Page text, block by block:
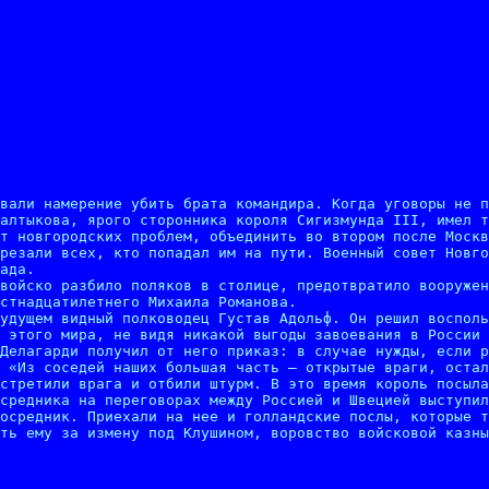
намерение убить брата командира. Когда уговоры
ярого сторонника короля Сигизмунда III,
проблем, объединить во втором после
всех, кто попадал им на пути. Военный совет
разбило поляков в столице, предотвратило
Михаила Романова.
видный полководец Густав Адольф. Он решил
мира, не видя никакой выгоды завоевания в
получил от него приказ: в случае нужды, если
соседей наших большая часть — открытые
врага и отбили штурм. В это время король
на переговорах между Россией и Швецией
Приехали на нее и голландские послы, которые
ему за измену под Клушином, воровство войсковой